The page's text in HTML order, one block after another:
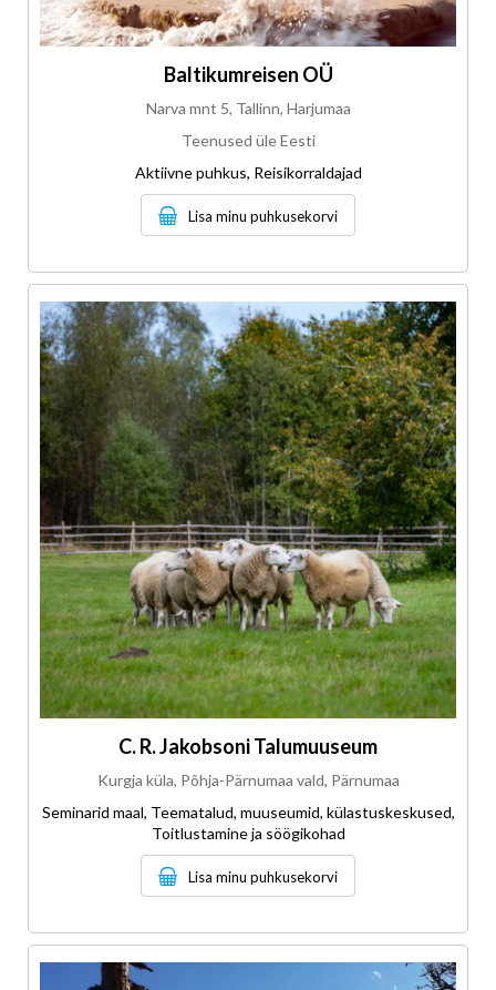
Baltikumreisen OÜ
Narva mnt 5, Tallinn, Harjumaa
Teenused üle Eesti
Aktiivne puhkus, Reisikorraldajad
Lisa minu puhkusekorvi
C. R. Jakobsoni Talumuuseum
Kurgja küla, Põhja-Pärnumaa vald, Pärnumaa
Seminarid maal, Teematalud, muuseumid, külastuskeskused,
Toitlustamine ja söögikohad
Lisa minu puhkusekorvi